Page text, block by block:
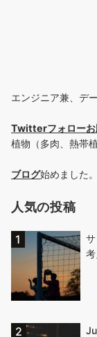
エンジニア兼、デ
Twitterフォローお
植物（多肉、熱帯
ブログ始めました
人気の投稿